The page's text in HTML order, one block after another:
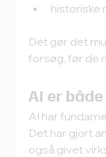
historiske
Det gør det
forsøg, før de
AI er
AI har
Det har gjort
også givet